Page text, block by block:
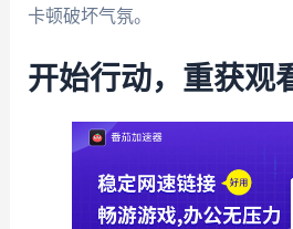
卡顿破坏气氛。
开始行动，重获观